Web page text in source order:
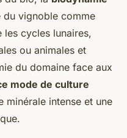
du vignoble comme
les cycles lunaires,
ou animales et
du domaine face aux
mode de culture
minérale intense et une